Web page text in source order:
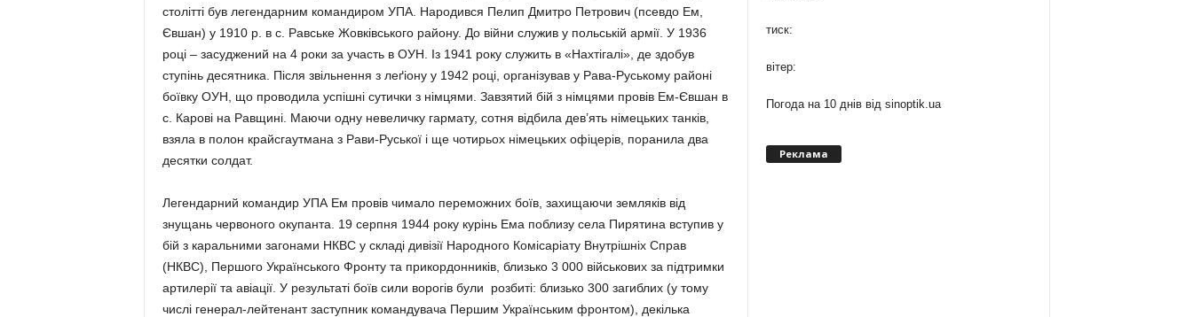
столітті був легендарним командиром УПА. Народився Пелип Дмитро Петрович (псевдо Ем,
Євшан) у 1910 р. в с. Равське Жовківського району. До війни служив у польській армії. У 1936
році – засуджений на 4 роки за участь в ОУН. Із 1941 року служить в «Нахтігалі», де здобув
ступінь десятника. Після звільнення з леґіону у 1942 році, організував у Рава-Руському районі
боївку ОУН, що проводила успішні сутички з німцями. Завзятий бій з німцями провів Ем-Євшан в
с. Карові на Равщині. Маючи одну невеличку гармату, сотня відбила дев’ять німецьких танків,
взяла в полон крайсгаутмана з Рави-Руської і ще чотирьох німецьких офіцерів, поранила два
десятки солдат.
Легендарний командир УПА Ем провів чимало переможних боїв, захищаючи земляків від
знущань червоного окупанта. 19 серпня 1944 року курінь Ема поблизу села Пирятина вступив у
бій з каральними загонами НКВС у складі дивізії Народного Комісаріату Внутрішніх Справ
(НКВС), Першого Українського Фронту та прикордонників, близько 3 000 військових за підтримки
артилерії та авіації. У результаті боїв сили ворогів були розбиті: близько 300 загиблих (у тому
числі генерал-лейтенант заступник командувача Першим Українським фронтом), декілька
тиск:
вітер:
Погода на 10 днів від sinoptik.ua
Реклама